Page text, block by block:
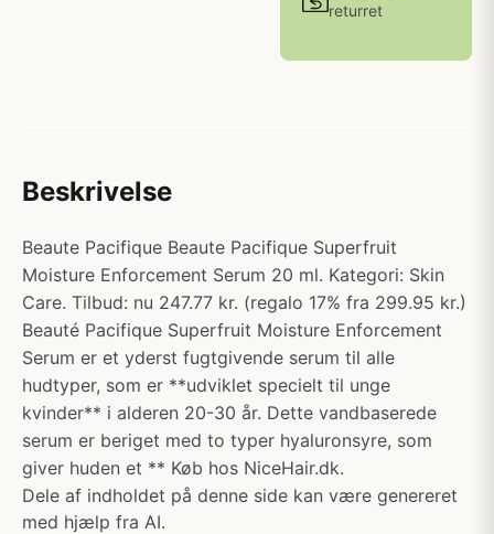
returret
Beskrivelse
Beaute Pacifique Beaute Pacifique Superfruit
Moisture Enforcement Serum 20 ml. Kategori: Skin
Care. Tilbud: nu 247.77 kr. (regalo 17% fra 299.95 kr.)
Beauté Pacifique Superfruit Moisture Enforcement
Serum er et yderst fugtgivende serum til alle
hudtyper, som er **udviklet specielt til unge
kvinder** i alderen 20-30 år. Dette vandbaserede
serum er beriget med to typer hyaluronsyre, som
giver huden et ** Køb hos NiceHair.dk.
Dele af indholdet på denne side kan være genereret
med hjælp fra AI.